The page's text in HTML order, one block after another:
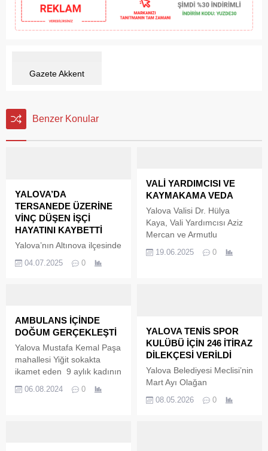
Gazete Akkent
Benzer Konular
YALOVA’DA
TERSANEDE ÜZERİNE
VİNÇ DÜŞEN İŞÇİ
HAYATINI KAYBETTİ
Yalova’nın Altınova ilçesinde
tersanede üzerine vinç
düşen işçi, hayatını kaybetti.
04.07.2025 0
VALİ YARDIMCISI VE
KAYMAKAMA VEDA
Yalova Valisi Dr. Hülya
Kaya, Vali Yardımcısı Aziz
Mercan ve Armutlu
Kaymakamı Yusuf Melikşah
Aydın’ı, Yalova'dan
Armutlu Kaymakamımız
Sayın Yusuf Melikşah
Aydın’ı, kıymetli aileleriyle
birlikte yeni görev yerlerine
uğurladık" dedi.
19.06.2025 0
AMBULANS İÇİNDE
DOĞUM GERÇEKLEŞTİ
Yalova Mustafa Kemal Paşa
mahallesi Yiğit sokakta
ikamet eden 9 aylık kadının
doğum sancıları başlaması
üzerine çağrılan ambulansla
06.08.2024 0
YALOVA TENİS SPOR
KULÜBÜ İÇİN 246 İTİRAZ
DİLEKÇESİ VERİLDİ
Yalova Belediyesi Meclisi’nin
Mart Ayı Olağan
Toplantısı’nda alınan imar
planı değişikliği kararı, kent
08.05.2026 0